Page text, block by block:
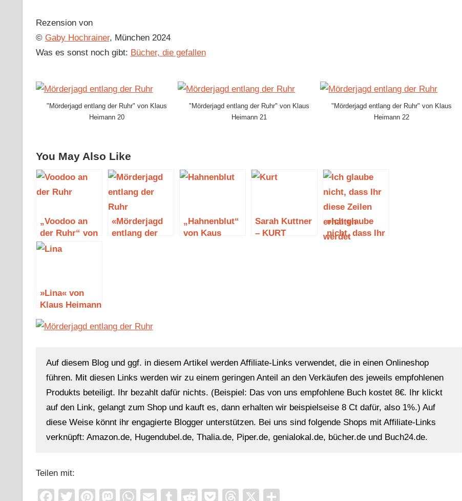
Rezension von
© Gaby Hochrainer, München 2024
Was es sonst noch gibt: Bücher, die gefallen
"Mörderjagd entlang der Ruhr" von Klaus
Heimann 20
"Mörderjagd entlang der Ruhr" von Klaus
Heimann 21
"Mörderjagd entlang der Ruhr" von Klaus
Heimann 22
You May Also Like
„Voodoo an
der Ruhr“ von
Kaus Heimann
«Mörderjagd
entlang der
„Hahnenblut“
von Kaus
Sarah Kuttner
– KURT
»Ich glaube
nicht, dass Ihr
»Lina« von
Klaus Heimann
Auf diesem Blog und ggf. in diesem Artikel werden Affiliate-Links verwendet, die in einen Onlineshop
führen. Mit diesen Links werden wir zu einem geringen Anteil an den Verkäufen des jeweils empfohlenen
Produkts beteiligt. Ihr bezahlt dafür nichts. (Beispiel: Das von uns empfohlene Buch kostet 8€. Ihr klickt
auf den Link, gelangt zum Shop und kauft es, dann erhalten wir beispielseise 8 Ct dafür, also 1%.) Auf
diese Weise könnt ihr engagierte Blogger unterstützen. Bei uns sind folgende Shops mit Affiliate-Links
verknüpft: Amazon.de, Hugendubel.de, Thalia.de, Piper.de, genialokal.de, bücher.de und Buch24.de.
Teilen mit:
Facebook
TwitterPinterest
Mastodon
WhatsApp
EmailTumblr
RedditPocketThreads
X